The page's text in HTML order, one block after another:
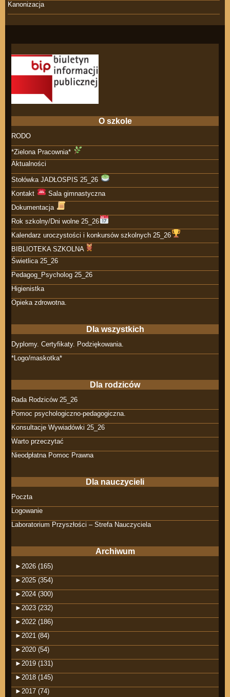
Kanonizacja
O szkole
RODO
*Zielona Pracownia*
Aktualności
Stołówka JADŁOSPIS 25_26
Kontakt
Sala gimnastyczna
Dokumentacja
Rok szkolny/Dni wolne 25_26
Kalendarz uroczystości i konkursów szkolnych 25_26
BIBLIOTEKA SZKOLNA
Świetlica 25_26
Pedagog_Psycholog 25_26
Higienistka
Opieka zdrowotna.
Dla wszystkich
Dyplomy. Certyfikaty. Podziękowania.
*Logo/maskotka*
Dla rodziców
Rada Rodziców 25_26
Pomoc psychologiczno-pedagogiczna.
Konsultacje Wywiadówki 25_26
Warto przeczytać
Nieodpłatna Pomoc Prawna
Dla nauczycieli
Poczta
Logowanie
Laboratorium Przyszłości – Strefa Nauczyciela
Archiwum
► 2026 (165)
► 2025 (354)
► 2024 (300)
► 2023 (232)
► 2022 (186)
► 2021 (84)
► 2020 (54)
► 2019 (131)
► 2018 (145)
► 2017 (74)